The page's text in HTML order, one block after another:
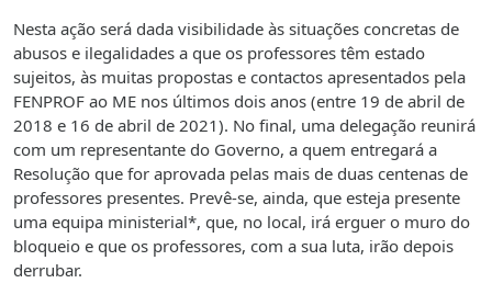
Nesta ação será dada visibilidade às situações concretas de
abusos e ilegalidades a que os professores têm estado
sujeitos, às muitas propostas e contactos apresentados pela
FENPROF ao ME nos últimos dois anos (entre 19 de abril de
2018 e 16 de abril de 2021). No final, uma delegação reunirá
com um representante do Governo, a quem entregará a
Resolução que for aprovada pelas mais de duas centenas de
professores presentes. Prevê-se, ainda, que esteja presente
uma equipa ministerial*, que, no local, irá erguer o muro do
bloqueio e que os professores, com a sua luta, irão depois
derrubar.